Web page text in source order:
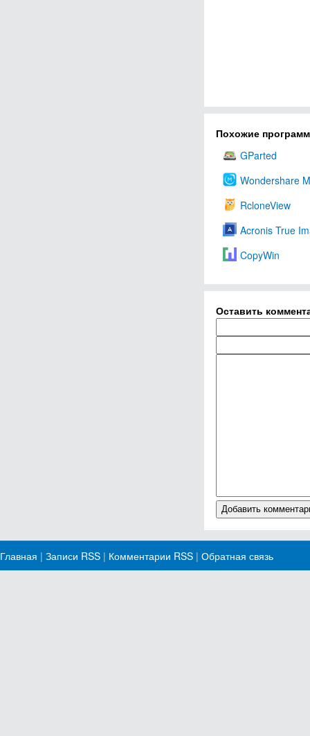
Похожие
GParted
Wondershare
RcloneView
Acronis True
CopyWin
Оставить
Главная | Записи RSS | Комментарии RSS | Обратная связь